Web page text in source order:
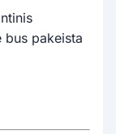
bus pakeista